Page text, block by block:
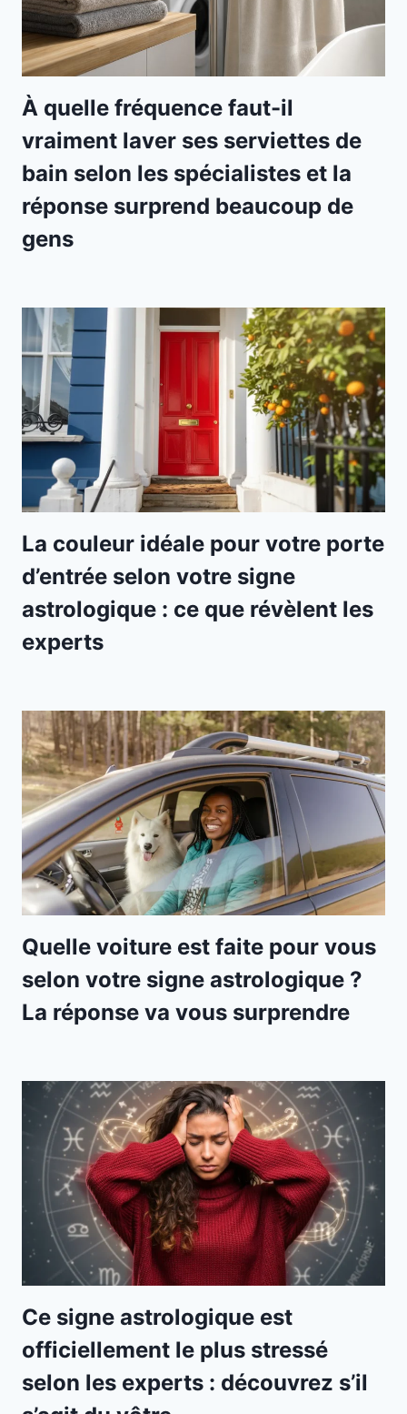
À quelle fréquence faut-il
vraiment laver ses serviettes de
bain selon les spécialistes et la
réponse surprend beaucoup de
gens
La couleur idéale pour votre porte
d’entrée selon votre signe
astrologique : ce que révèlent les
experts
Quelle voiture est faite pour vous
selon votre signe astrologique ?
La réponse va vous surprendre
Ce signe astrologique est
officiellement le plus stressé
selon les experts : découvrez s’il